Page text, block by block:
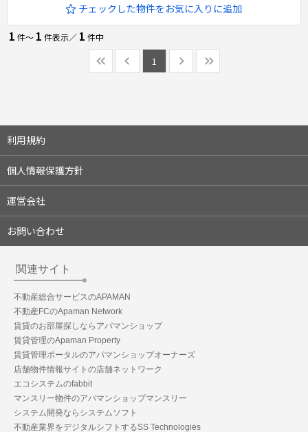
チェックした物件をお気に入りに追加
1 件〜 1 件表示／ 1 件中
1
利用規約
個人情報保護方針
運営会社
お問い合わせ
関連サイト
不動産総合サービスのAPAMAN
不動産FCのApaman Network
賃貸のお部屋探しならアパマンショップ
賃貸管理のApaman Property
賃貸管理ポータルのアパマンショップオーナーズ
店舗物件情報サイトの店舗ネットワーク
エコシステムのfabbit
マンスリー物件のアパマンショップマンスリー
システム開発ならシステムソフト
不動産業界をデジタルシフトするSS Technologies